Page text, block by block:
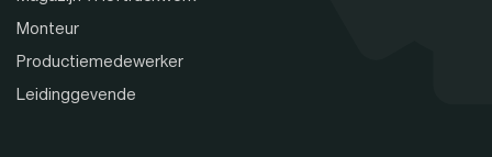
Monteur
Productiemedewerker
Leidinggevende